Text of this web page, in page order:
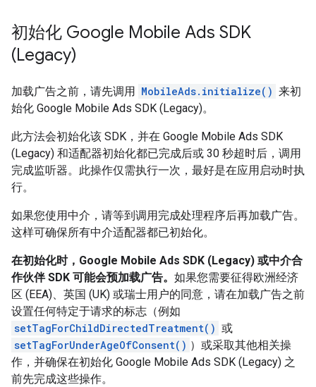
初始化 Google Mobile Ads SDK
(Legacy)
加载广告之前，请先调用 MobileAds.initialize() 来初
始化 Google Mobile Ads SDK (Legacy)。
此方法会初始化该 SDK，并在 Google Mobile Ads SDK
(Legacy) 和适配器初始化都已完成后或 30 秒超时后，调用
完成监听器。此操作仅需执行一次，最好是在应用启动时执
行。
如果您使用中介，请等到调用完成处理程序后再加载广告。
这样可确保所有中介适配器都已初始化。
在初始化时， Google Mobile Ads SDK (Legacy) 或中介合
作伙伴 SDK 可能会预加载广告。 如果您需要征得欧洲经济
区 (EEA)、英国 (UK) 或瑞士用户的同意，请在加载广告之前
设置任何特定于请求的标志（例如
setTagForChildDirectedTreatment() 或
setTagForUnderAgeOfConsent() ）或采取其他相关操
作，并确保在初始化 Google Mobile Ads SDK (Legacy) 之
前先完成这些操作。